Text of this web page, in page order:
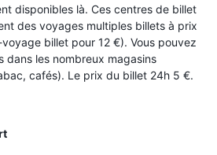
disponibles là. Ces centres de billet
des voyages multiples billets à prix
billet pour 12 €). Vous pouvez
dans les nombreux magasins
cafés). Le prix du billet 24h 5 €.